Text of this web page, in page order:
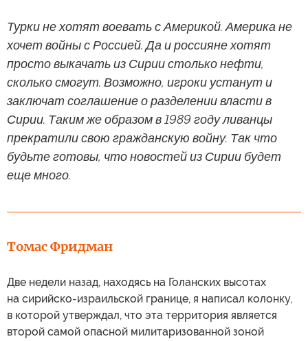
Турки не хотят воевать с Америкой. Америка не
хочет войны с Россией. Да и россияне хотят
просто выкачать из Сирии столько нефти,
сколько смогут. Возможно, игроки устанут и
заключат соглашение о разделении власти в
Сирии. Таким же образом в 1989 году ливанцы
прекратили свою гражданскую войну. Так что
будьте готовы, что новостей из Сирии будет
еще много.
Томас Фридман
Две недели назад, находясь на Голанских высотах
на сирийско-израильской границе, я написал колонку,
в которой утверждал, что эта территория является
второй самой опасной милитаризованной зоной